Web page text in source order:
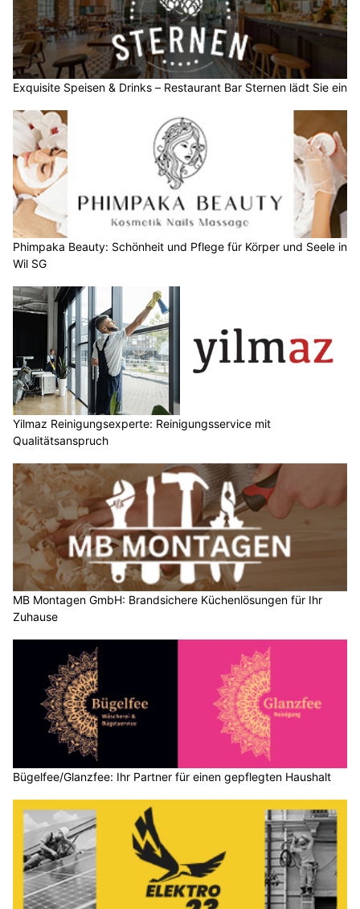
Exquisite Speisen & Drinks – Restaurant Bar Sternen lädt Sie ein
Phimpaka Beauty: Schönheit und Pflege für Körper und Seele in
Wil SG
Yilmaz Reinigungsexperte: Reinigungsservice mit
Qualitätsanspruch
MB Montagen GmbH: Brandsichere Küchenlösungen für Ihr
Zuhause
Bügelfee/Glanzfee: Ihr Partner für einen gepflegten Haushalt